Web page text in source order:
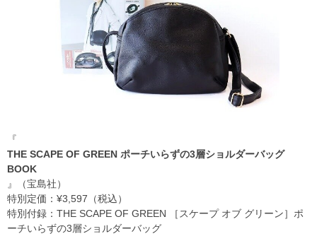
『
THE SCAPE OF GREEN ポーチいらずの3層ショルダーバッグ
BOOK
』（宝島社）
特別定価：¥3,597（税込）
特別付録：THE SCAPE OF GREEN ［スケープ オブ グリーン］ポ
ーチいらずの3層ショルダーバッグ